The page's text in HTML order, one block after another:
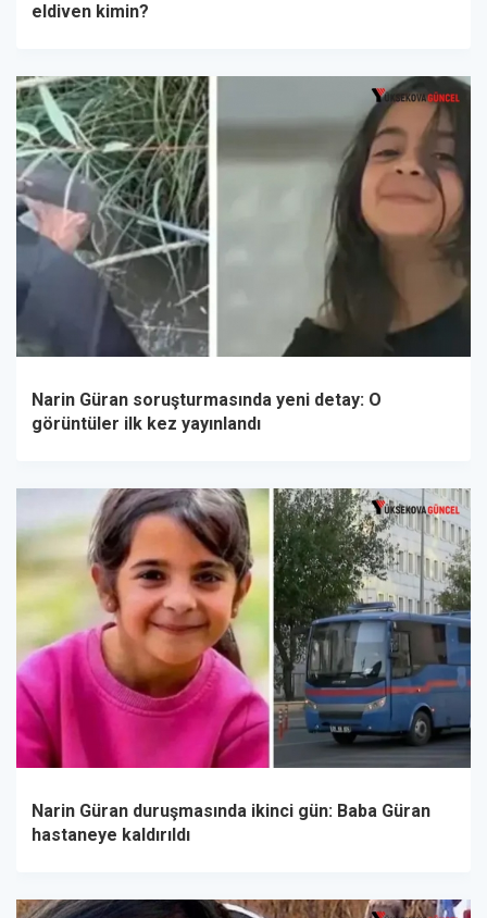
eldiven kimin?
Narin Güran soruşturmasında yeni detay: O
görüntüler ilk kez yayınlandı
Narin Güran duruşmasında ikinci gün: Baba Güran
hastaneye kaldırıldı